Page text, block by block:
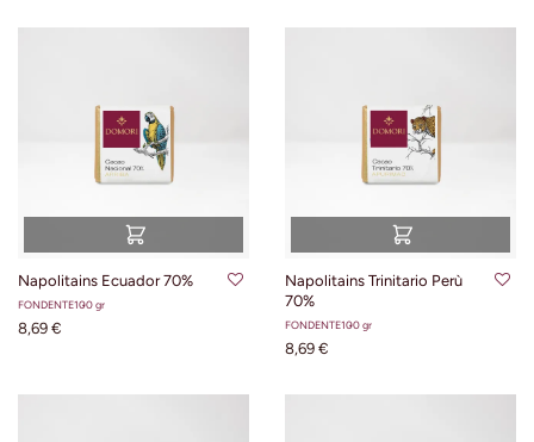
Napolitains Ecuador 70%
FONDENTE100 gr
8,69 €
Napolitains Trinitario Perù
70%
FONDENTE100 gr
8,69 €